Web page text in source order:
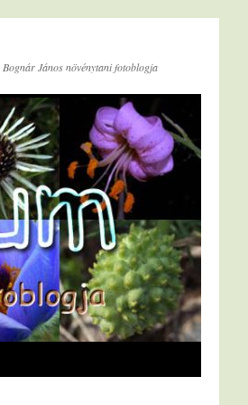
Bognár János növénytani fotoblogja